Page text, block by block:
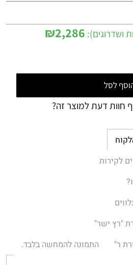
ושדרוגים): ₪2,286
לסל
חוות דעת למוצר זה?
לקירות
"רץ ישר"
ר"
התמונה להמחשה בלבד.